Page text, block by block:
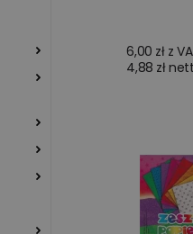
6,00 zł z
4,88 zł